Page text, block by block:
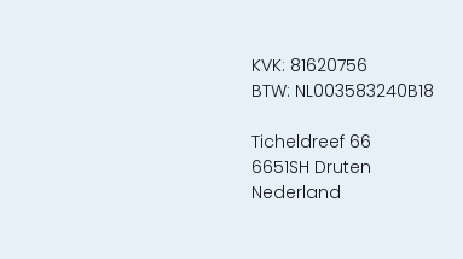
KVK: 81620756
BTW: NL003583240B18
Ticheldreef 66
6651SH Druten
Nederland